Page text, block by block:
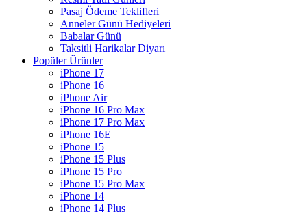
Pasaj Ödeme Teklifleri
Anneler Günü Hediyeleri
Babalar Günü
Taksitli Harikalar Diyarı
Popüler Ürünler
iPhone 17
iPhone 16
iPhone Air
iPhone 16 Pro Max
iPhone 17 Pro Max
iPhone 16E
iPhone 15
iPhone 15 Plus
iPhone 15 Pro
iPhone 15 Pro Max
iPhone 14
iPhone 14 Plus